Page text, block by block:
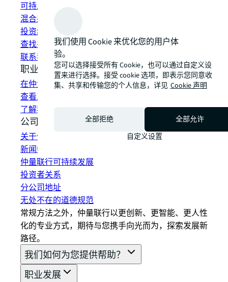
可持发展解决方案
混合办公空间解决方案
投资组合管理
查找并租赁空间
联系我们
职业发展
在仲量联行工作
查看工作机会
了解我们的员工
公司信息
关于仲量联行
新闻中心
仲量联行可持续发展
投资者关系
分公司地址
无处不在的道德规范
常规方法之外，仲量联行以更创新、更智能、更人性
化的专业方式，期待与您携手向光而为，探索发展新
路径。
我们如何为您提供帮助？
职业发展
我们使用 Cookie 来优化您的用户体
验。
您可以选择接受所有 Cookie，也可以通过自定义设
置来进行选择。接受 cookie 选项，即表示您同意收
集、共享和传输您的个人信息，详见 Cookie 声明
全部拒绝
全部允许
自定义设置